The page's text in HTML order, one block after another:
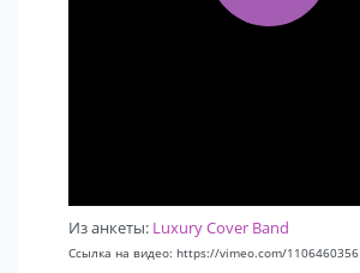
Из анкеты: Luxury Cover Band
Ссылка на видео: https://vimeo.com/1106460356